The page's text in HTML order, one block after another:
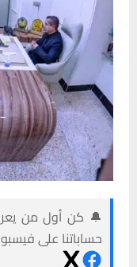
🔔 كن أول من يعرف
حساباتنا على